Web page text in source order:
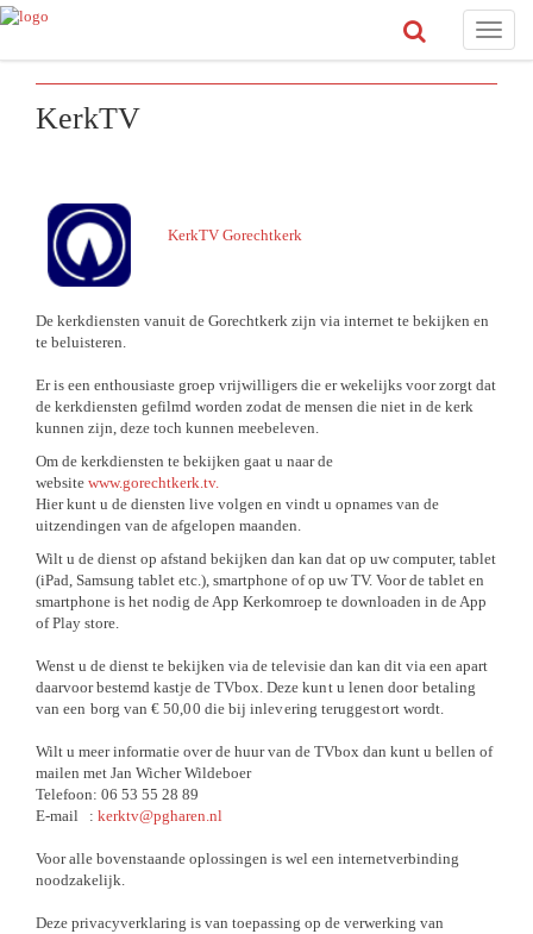
Toggle
KerkTV
KerkTV Gorechtkerk
De kerkdiensten vanuit de Gorechtkerk zijn via internet te bekijken en
te beluisteren.
Er is een enthousiaste groep vrijwilligers die er wekelijks voor zorgt dat
de kerkdiensten gefilmd worden zodat de mensen die niet in de kerk
kunnen zijn, deze toch kunnen meebeleven.
Om de kerkdiensten te bekijken gaat u naar de
website www.gorechtkerk.tv.
Hier kunt u de diensten live volgen en vindt u opnames van de
uitzendingen van de afgelopen maanden.
Wilt u de dienst op afstand bekijken dan kan dat op uw computer, tablet
(iPad, Samsung tablet etc.), smartphone of op uw TV. Voor de tablet en
smartphone is het nodig de App Kerkomroep te downloaden in de App
of Play store.
Wenst u de dienst te bekijken via de televisie dan kan dit via een apart
daarvoor bestemd kastje de TVbox. Deze kunt u lenen door betaling
van een borg van € 50,00 die bij inlevering teruggestort wordt.
Wilt u meer informatie over de huur van de TVbox dan kunt u bellen of
mailen met Jan Wicher Wildeboer
Telefoon: 06 53 55 28 89
E-mail : kerktv@pgharen.nl
Voor alle bovenstaande oplossingen is wel een internetverbinding
noodzakelijk.
Deze privacyverklaring is van toepassing op de verwerking van